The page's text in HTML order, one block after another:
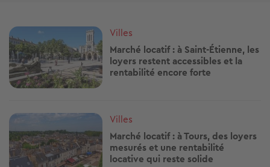
Image
Villes
Marché locatif : à Saint-Étienne, les
loyers restent accessibles et la
rentabilité encore forte
Image
Villes
Marché locatif : à Tours, des loyers
mesurés et une rentabilité
locative qui reste solide